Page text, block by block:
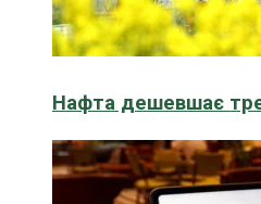
Нафта дешевшає